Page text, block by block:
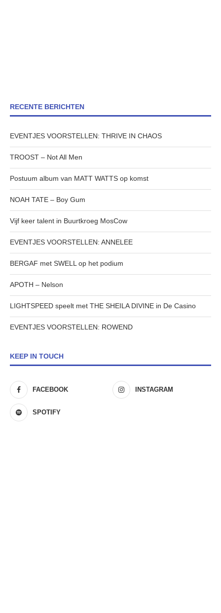
RECENTE BERICHTEN
EVENTJES VOORSTELLEN: THRIVE IN CHAOS
TROOST – Not All Men
Postuum album van MATT WATTS op komst
NOAH TATE – Boy Gum
Vijf keer talent in Buurtkroeg MosCow
EVENTJES VOORSTELLEN: ANNELEE
BERGAF met SWELL op het podium
APOTH – Nelson
LIGHTSPEED speelt met THE SHEILA DIVINE in De Casino
EVENTJES VOORSTELLEN: ROWEND
KEEP IN TOUCH
FACEBOOK INSTAGRAM
SPOTIFY